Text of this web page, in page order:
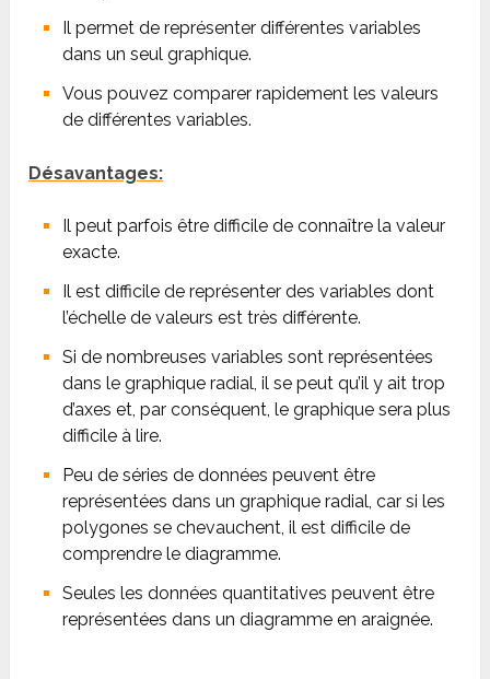
Il permet de représenter différentes variables
dans un seul graphique.
Vous pouvez comparer rapidement les valeurs
de différentes variables.
Désavantages:
Il peut parfois être difficile de connaître la valeur
exacte.
Il est difficile de représenter des variables dont
l’échelle de valeurs est très différente.
Si de nombreuses variables sont représentées
dans le graphique radial, il se peut qu’il y ait trop
d’axes et, par conséquent, le graphique sera plus
difficile à lire.
Peu de séries de données peuvent être
représentées dans un graphique radial, car si les
polygones se chevauchent, il est difficile de
comprendre le diagramme.
Seules les données quantitatives peuvent être
représentées dans un diagramme en araignée.